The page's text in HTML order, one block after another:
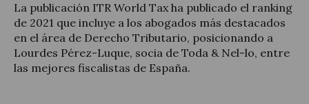
La publicación ITR World Tax ha publicado el ranking
de 2021 que incluye a los abogados más destacados
en el área de Derecho Tributario, posicionando a
Lourdes Pérez-Luque, socia de Toda & Nel-lo, entre
las mejores fiscalistas de España.